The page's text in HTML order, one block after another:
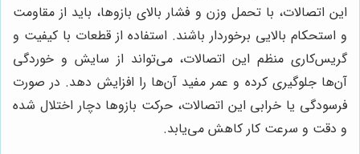
این اتصالات، با تحمل وزن و فشار بالای بازوها، باید از مقاومت
و استحکام بالایی برخوردار باشند. استفاده از قطعات با کیفیت و
گریس‌کاری منظم این اتصالات، می‌تواند از سایش و خوردگی
آن‌ها جلوگیری کرده و عمر مفید آن‌ها را افزایش دهد. در صورت
فرسودگی یا خرابی این اتصالات، حرکت بازوها دچار اختلال شده
و دقت و سرعت کار کاهش می‌یابد.